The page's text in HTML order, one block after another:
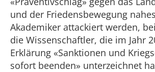
und der Friedensbewegung
Akademiker attackiert werden,
die Wissenschaftler, die im Jahr
Erklärung «Sanktionen und
sofort beenden» unterzeichnet